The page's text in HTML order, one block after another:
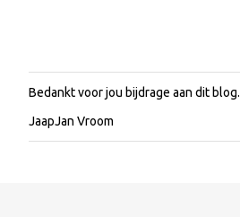
E
n
r
Bedankt voor jou bijdrage aan dit blog.
JaapJan Vroom